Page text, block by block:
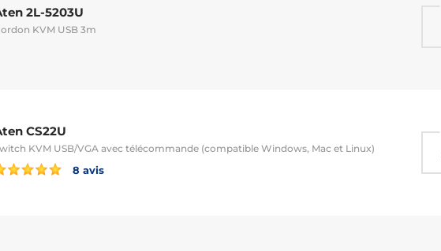
2L-5203U
KVM USB 3m
CS22U
KVM USB/VGA avec télécommande (compatible Windows, Mac et Linux)
8 avis